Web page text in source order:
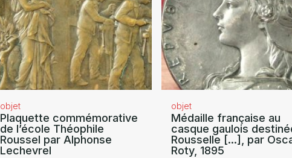
objet
Plaquette commémorative
de l’école Théophile
Roussel par Alphonse
Lechevrel
objet
Médaille française au
casque gaulois
Rousselle [...], par
Roty, 1895